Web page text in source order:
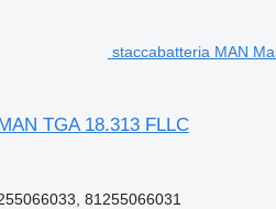
staccabatteria MAN
TGA 18.313 FLLC
81255066031